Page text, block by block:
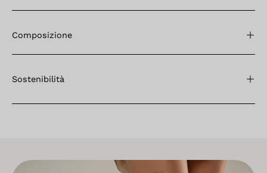
Composizione
Sostenibilità